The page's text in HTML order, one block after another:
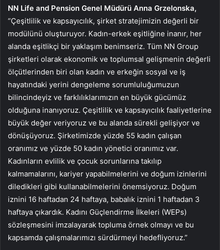
NN Life and Pension Genel Müdürü Anna Grzelonska,
“Çeşitlilik ve kapsayıcılık, şirket stratejimizin değerli bir
modülünü oluşturuyor. Kadın-erkek eşitliğine inanır, her
alanda eşitlikçi bir yaklaşım benimseriz. Tüm NN Group
şirketleri olarak ekonomik ve toplumsal gelişmenin değerli
ölçütlerinden biri olan kadın ve erkeğin sosyal ve iş
hayatındaki yerini dengeleme sorumluluğumuzun
bilincindeyiz ve farklılıklarımızın en büyük gücümüz
olduğuna inanıyoruz. Çeşitlilik ve kapsayıcılık faaliyetlerine
büyük değer veriyoruz ve bu alanda sürekli gelişiyor ve
dönüşüyoruz. Şirketimizde yüzde 55 kadın çalışan
oranımız ve yüzde 50 kadın yönetici oranımız var.
Kadınların evlilik ve çocuk sorunlarına takılıp
kalmamalarını, kariyer yapabilmelerini ve doğum izinlerini
diledikleri gibi kullanabilmelerini önemsiyoruz. Doğum
iznini 16 haftadan 24 haftaya, babalık iznini 1 haftadan 3
haftaya çıkardık. Kadını Güçlendirme İlkeleri (WEPs)
sözleşmesini imzalayarak topluma örnek olmayı ve bu
kapsamda çalışmalarımızı sürdürmeyi hedefliyoruz.”